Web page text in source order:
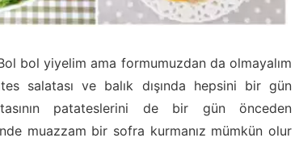
bol yiyelim ama formumuzdan da olmayalım
salatası ve balık dışında hepsini bir gün
patateslerini de bir gün önceden
muazzam bir sofra kurmanız mümkün olur